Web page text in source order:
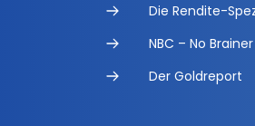
Die Rendite-
NBC – No
Der Goldreport